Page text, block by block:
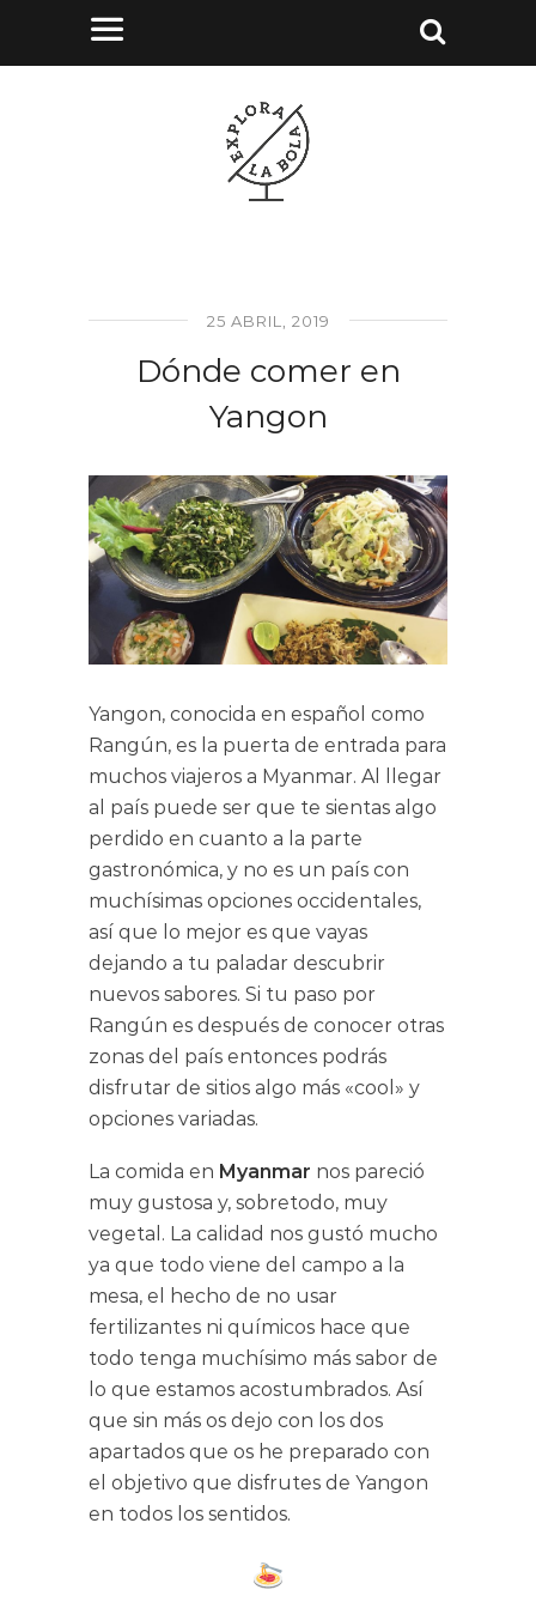
25 ABRIL, 2019
Dónde comer en
Yangon
Yangon, conocida en español como
Rangún, es la puerta de entrada para
muchos viajeros a Myanmar. Al llegar
al país puede ser que te sientas algo
perdido en cuanto a la parte
gastronómica, y no es un país con
muchísimas opciones occidentales,
así que lo mejor es que vayas
dejando a tu paladar descubrir
nuevos sabores. Si tu paso por
Rangún es después de conocer otras
zonas del país entonces podrás
disfrutar de sitios algo más «cool» y
opciones variadas.
La comida en Myanmar nos pareció
muy gustosa y, sobretodo, muy
vegetal. La calidad nos gustó mucho
ya que todo viene del campo a la
mesa, el hecho de no usar
fertilizantes ni químicos hace que
todo tenga muchísimo más sabor de
lo que estamos acostumbrados. Así
que sin más os dejo con los dos
apartados que os he preparado con
el objetivo que disfrutes de Yangon
en todos los sentidos.